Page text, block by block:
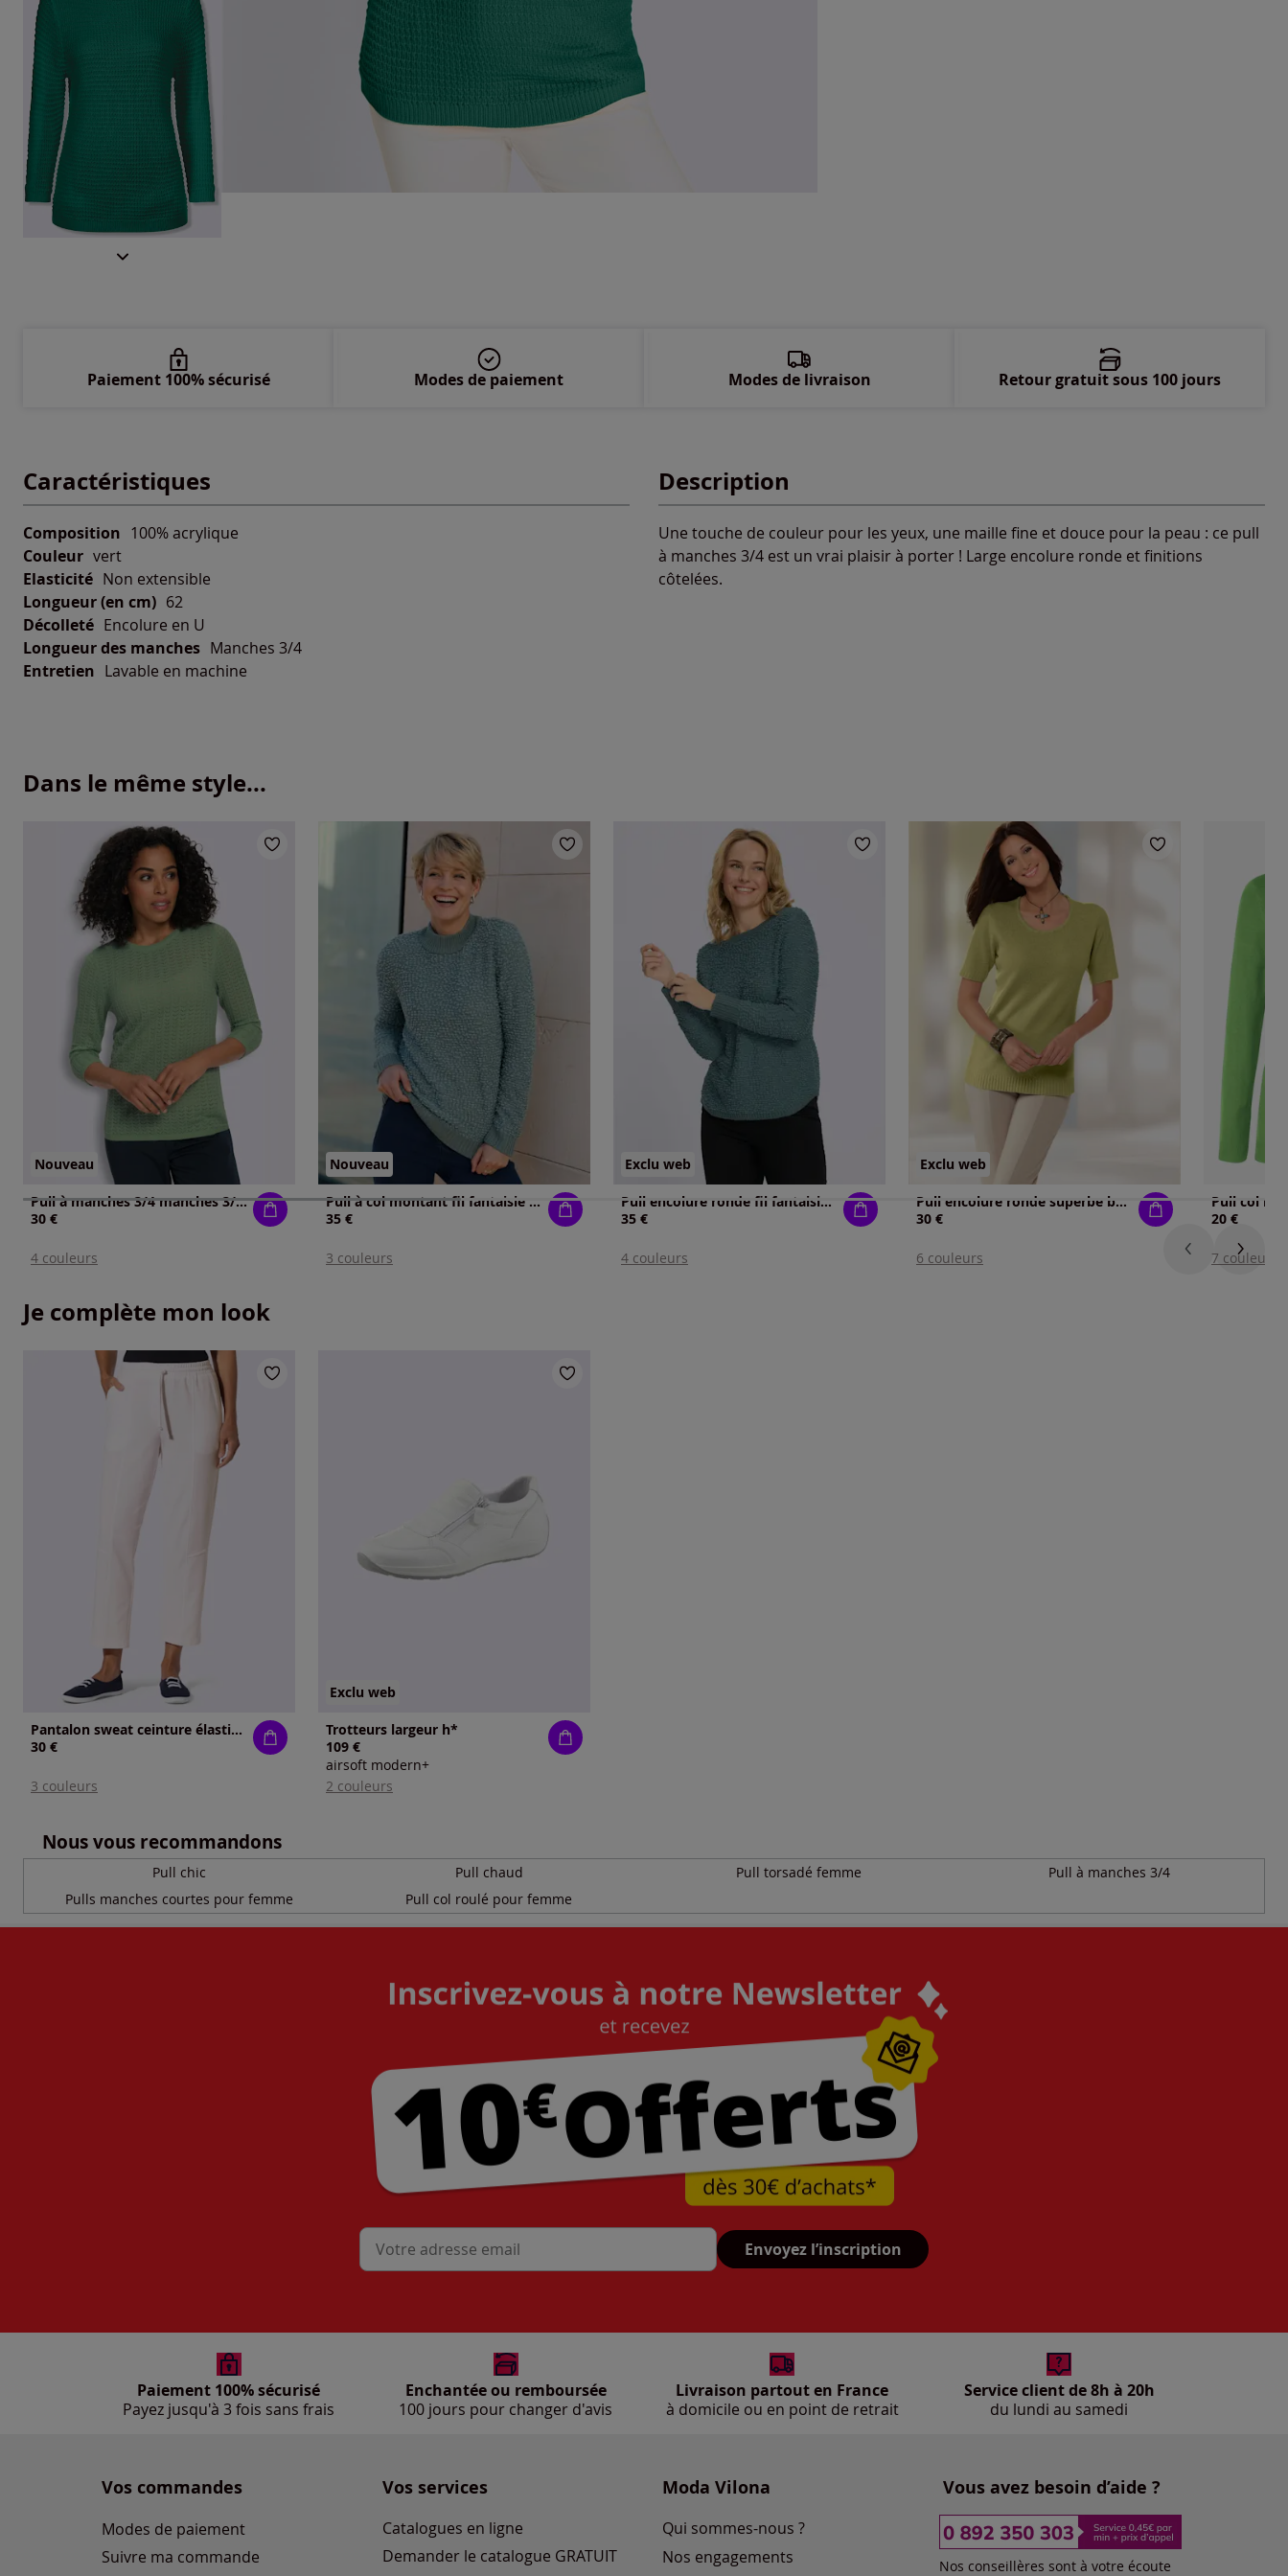
Caractéristiques
Composition 100% acrylique
Couleur vert
Elasticité Non extensible
Longueur (en cm) 62
Décolleté Encolure en U
Longueur des manches Manches 3/4
Entretien Lavable en machine
Description
Une touche de couleur pour les yeux, une maille fine et douce pour la peau : ce pull
à manches 3/4 est un vrai plaisir à porter ! Large encolure ronde et finitions
côtelées.
Paiement 100% sécurisé Modes de paiement Modes de livraison Retour gratuit sous 100 jours
Dans le même style...
Nouveau
Pull à manches 3/4 manches 3/4 mode
30 €
4 couleurs
Nouveau
Pull à col montant fil fantaisie doux
35 €
3 couleurs
Exclu web
Pull encolure ronde fil fantaisie doux
35 €
4 couleurs
Exclu web
Pull encolure ronde superbe bouclé
30 €
6 couleurs
Pull col
20 €
7 couleurs
Je complète mon look
Pantalon sweat ceinture élastique, coulisse et lien à nouer
30 €
3 couleurs
Exclu web
Trotteurs largeur h*
109 €
airsoft modern+
2 couleurs
Nous vous recommandons
Pull chic
Pulls manches courtes pour femme
Pull chaud
Pull col roulé pour femme
Pull torsadé femme Pull à manches 3/4
Mon adresse mail Envoyez l’inscription
Paiement 100% sécurisé
Payez jusqu'à 3 fois sans frais
Enchantée ou remboursée
100 jours pour changer d'avis
Livraison partout en France
à domicile ou en point de retrait
Service client de 8h à 20h
du lundi au samedi
Vos commandes
Modes de paiement
Suivre ma commande
Vos services
Catalogues en ligne
Demander le catalogue GRATUIT
Moda Vilona
Qui sommes-nous ?
Nos engagements
Vous avez besoin d’aide ?
Nos conseillères sont à votre écoute